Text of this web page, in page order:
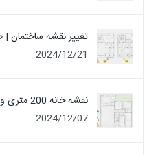
تغییر نقشه ساختمان
2024/12/21
نقشه خانه 200 متری ویلایی | چهار خوابه شیک
2024/12/07